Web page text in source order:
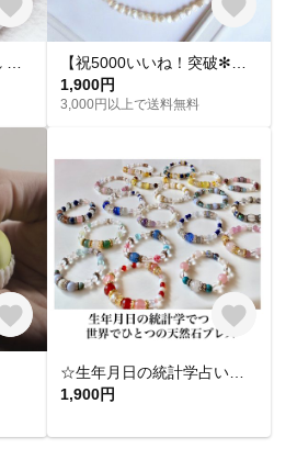
1,900円
3,000円以上で送料無料
1,900円